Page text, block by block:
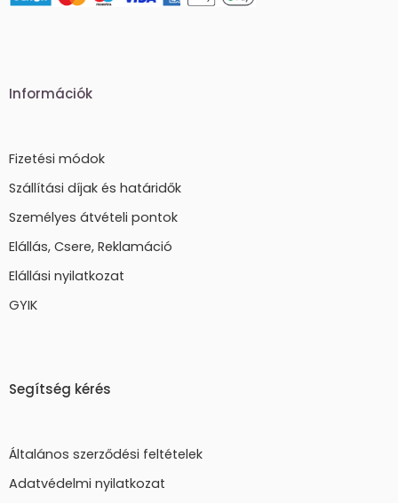
Információk
Fizetési módok
Szállítási díjak és határidők
Személyes átvételi pontok
Elállás, Csere, Reklamáció
Elállási nyilatkozat
GYIK
Segítség kérés
Általános szerződési feltételek
Adatvédelmi nyilatkozat